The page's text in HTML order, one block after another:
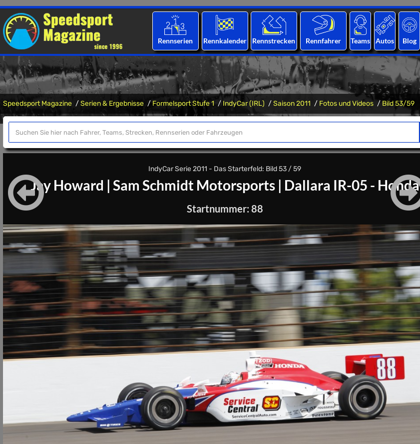
Rennserien Rennkalender Rennstrecken Rennfahrer Teams Autos Blog
Speedsport Magazine Serien & Ergebnisse Formelsport Stufe 1 IndyCar (IRL) Saison 2011 Fotos und Videos Bild 53/59
IndyCar Serie 2011 - Das Starterfeld: Bild 53 / 59
Jay Howard | Sam Schmidt Motorsports| Dallara IR-05 - Honda
Startnummer: 88